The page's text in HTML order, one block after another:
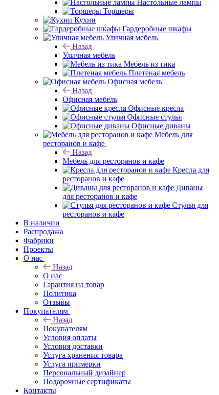
Настольные лампы
Торшеры
Кухни
Гардеробные шкафы
Уличная мебель
Назад
Уличная мебель
Мебель из тика
Плетеная мебель
Офисная мебель
Назад
Офисная мебель
Офисные кресла
Офисные стулья
Офисные диваны
Мебель для
ресторанов и кафе
Назад
Мебель для ресторанов и кафе
Кресла для
ресторанов и кафе
Диваны
для ресторанов и кафе
Стулья для
ресторанов и кафе
В наличии
Распродажа
Фабрики
Проекты
О нас
Назад
О нас
Гарантия на товар
Политика
Отзывы
Покупателям
Назад
Покупателям
Условия оплаты
Условия доставки
Услуга хранения товара
Услуга примерки
Персональный дизайнер
Подарочные сертификаты
Контакты